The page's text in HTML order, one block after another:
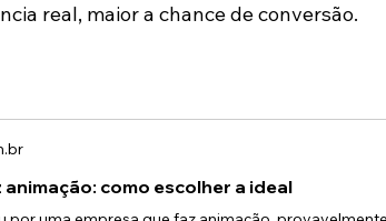
real, maior a chance de conversão.
animação: como escolher a ideal